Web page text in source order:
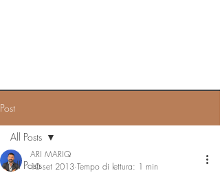
Post
All Posts
All Posts
ARI MARIQ
10 set 2013 Tempo di lettura: 1 min